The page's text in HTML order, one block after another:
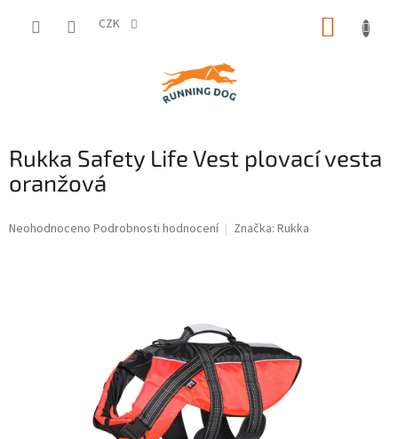
CZK
Rukka Safety Life Vest plovací vesta
oranžová
Průměrné
Neohodnoceno Podrobnosti hodnocení Značka: Rukka